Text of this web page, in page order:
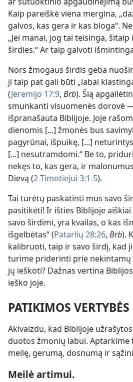
Kaip pareiškė viena mergina,
galvos, kas gera ir kas bloga“.
„Jei manai, jog tai teisinga, šitaip
širdies.“ Ar taip galvoti
Nors žmogaus širdis geba
ji taip pat gali būti „labai
(Jeremijo 17:9, Brb). Šią
smunkanti visuomenės dorovė
išpranašauta Biblijoje. Joje
dienomis [...] žmonės bus
pagyrūnai, išpuikę, [...]
[...] nesutramdomi.“ Be to,
nekęs to, kas gera, ir
Dievą (2 Timotiejui 3:1-5).
Tai turėtų paskatinti mus savo
pasitikėti! Ir išties Biblijoje aiškiai
savo širdimi, yra kvailas, o kas
išgelbėtas“ (Patarlių 28:26, Brb).
kalibruoti, taip ir savo širdį, kad
turime priderinti prie
jų ieškoti? Dažnas vertina
ieško joje.
PATIKIMOS VERTYBĖS
Akivaizdu, kad Biblijoje
duotos žmonių labui. Aptarkime
meilę, gerumą, dosnumą ir
Meilė artimui.